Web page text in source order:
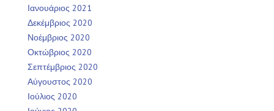
Ιανουάριος 2021
Δεκέμβριος 2020
Νοέμβριος 2020
Οκτώβριος 2020
Σεπτέμβριος 2020
Αύγουστος 2020
Ιούλιος 2020